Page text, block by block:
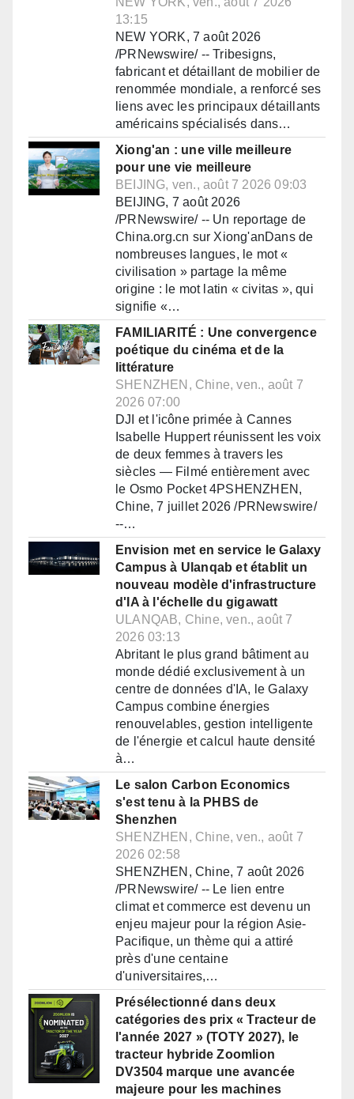
13:15
NEW YORK, 7 août 2026
/PRNewswire/ -- Tribesigns,
fabricant et détaillant de mobilier de
renommée mondiale, a renforcé ses
liens avec les principaux détaillants
américains spécialisés dans…
Xiong'an : une ville meilleure
pour une vie meilleure
BEIJING, ven., août 7 2026 09:03
BEIJING, 7 août 2026
/PRNewswire/ -- Un reportage de
China.org.cn sur Xiong'anDans de
nombreuses langues, le mot «
civilisation » partage la même
origine : le mot latin « civitas », qui
signifie «…
FAMILIARITÉ : Une convergence
poétique du cinéma et de la
littérature
SHENZHEN, Chine, ven., août 7
2026 07:00
DJI et l'icône primée à Cannes
Isabelle Huppert réunissent les voix
de deux femmes à travers les
siècles — Filmé entièrement avec
le Osmo Pocket 4PSHENZHEN,
Chine, 7 juillet 2026 /PRNewswire/
--…
Envision met en service le Galaxy
Campus à Ulanqab et établit un
nouveau modèle d'infrastructure
d'IA à l'échelle du gigawatt
ULANQAB, Chine, ven., août 7
2026 03:13
Abritant le plus grand bâtiment au
monde dédié exclusivement à un
centre de données d'IA, le Galaxy
Campus combine énergies
renouvelables, gestion intelligente
de l'énergie et calcul haute densité
à…
Le salon Carbon Economics
s'est tenu à la PHBS de
Shenzhen
SHENZHEN, Chine, ven., août 7
2026 02:58
SHENZHEN, Chine, 7 août 2026
/PRNewswire/ -- Le lien entre
climat et commerce est devenu un
enjeu majeur pour la région Asie-
Pacifique, un thème qui a attiré
près d'une centaine
d'universitaires,…
Présélectionné dans deux
catégories des prix « Tracteur de
l'année 2027 » (TOTY 2027), le
tracteur hybride Zoomlion
DV3504 marque une avancée
majeure pour les machines